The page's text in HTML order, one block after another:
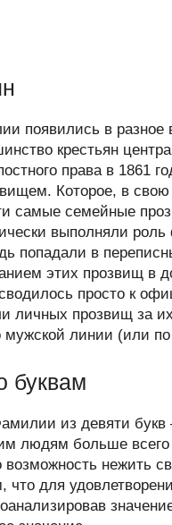
появились в
крестьян
права в 1861
Которое, в свою
самые семейные
выполняли
попадали в
этих прозвищ в
просто к
личных прозвищ за
мужской линии (или
буквам
из девяти букв
людям больше
нежить
что для